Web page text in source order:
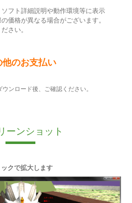
フト詳細説明や動作環境等に表示
価格が異なる場合がございます。
さい。
他のお支払い
ンロード後、ご確認ください。
ーンショット
ックで拡大します